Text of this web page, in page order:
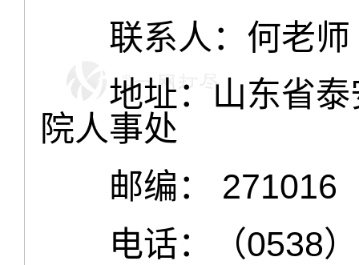
联系人：何老师
地址：山东省泰
院人事处
邮编： 271016
电话：（0538）